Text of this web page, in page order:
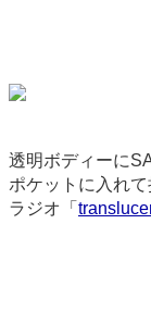
透明ボディーに
ポケットに入れ
ラジオ「